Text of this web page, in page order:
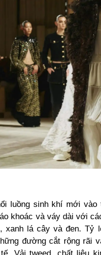
luồng sinh khí mới
khoác và váy dài với
xanh lá cây và đen.
đường cắt rộng rãi